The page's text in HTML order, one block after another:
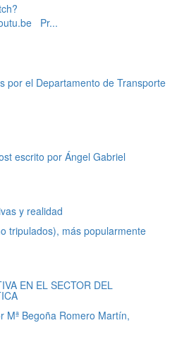
Pr...
por el Departamento de Transporte
escrito por Ángel Gabriel
y realidad
tripulados), más popularmente
EN EL SECTOR DEL
Mª Begoña Romero Martín,